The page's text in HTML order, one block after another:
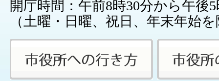
開庁時間：午前8時30分から午後
（土曜・日曜、祝日、年末年始